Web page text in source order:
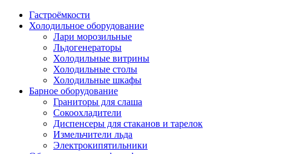
Гастроёмкости
Холодильное оборудование
Лари морозильные
Льдогенераторы
Холодильные витрины
Холодильные столы
Холодильные шкафы
Барное оборудование
Граниторы для слаша
Сокоохладители
Диспенсеры для стаканов и тарелок
Измельчители льда
Электрокипятильники